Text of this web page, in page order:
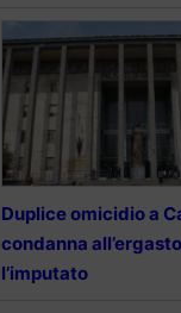
Duplice omicidio a
condanna
l’imputato